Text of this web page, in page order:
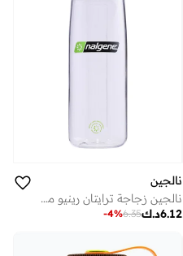
نالجين
نالجين زجاجة ترايتان رينيو مل شفاف مع سبراوت سستين
د.ك6.12
6.35
-4%